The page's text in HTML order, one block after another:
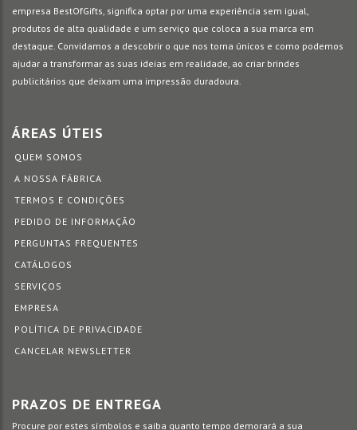
empresa BestOfGifts, significa optar por uma experiência sem igual,
produtos de alta qualidade e um serviço que coloca a sua marca em
destaque. Convidamos a descobrir o que nos torna únicos e como podemos
ajudar a transformar as suas ideias em realidade, ao criar brindes
publicitários que deixam uma impressão duradoura.
ÁREAS ÚTEIS
QUEM SOMOS
A NOSSA FÁBRICA
TERMOS E CONDIÇÕES
PEDIDO DE INFORMAÇÃO
PERGUNTAS FREQUENTES
CATÁLOGOS
SERVIÇOS
EMPRESA
POLÍTICA DE PRIVACIDADE
CANCELAR NEWSLETTER
PRAZOS DE ENTREGA
Procure por estes símbolos e saiba quanto tempo demorará a sua